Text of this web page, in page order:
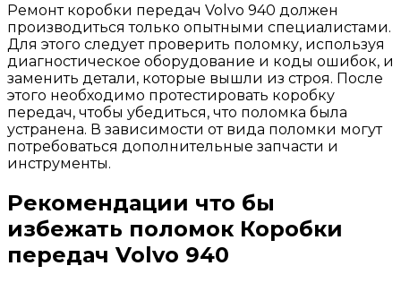
Ремонт коробки передач Volvo 940 должен
производиться только опытными специалистами.
Для этого следует проверить поломку, используя
диагностическое оборудование и коды ошибок, и
заменить детали, которые вышли из строя. После
этого необходимо протестировать коробку
передач, чтобы убедиться, что поломка была
устранена. В зависимости от вида поломки могут
потребоваться дополнительные запчасти и
инструменты.
Рекомендации что бы
избежать поломок Коробки
передач Volvo 940